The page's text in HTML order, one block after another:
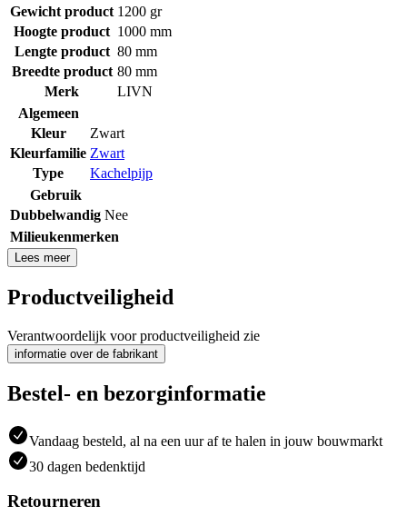
Gewicht product 1200 gr
Hoogte product 1000 mm
Lengte product 80 mm
Breedte product 80 mm
Merk
LIVN
Algemeen
Kleur
Zwart
Kleurfamilie Zwart
Type
Kachelpijp
Gebruik
Dubbelwandig Nee
Milieukenmerken
Lees meer
Productveiligheid
Verantwoordelijk voor productveiligheid zie
informatie over de fabrikant
Bestel- en bezorginformatie
Vandaag besteld, al na een uur af te halen in jouw bouwmarkt
30 dagen bedenktijd
Retourneren